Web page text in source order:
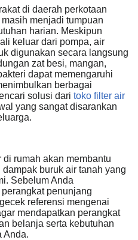
di daerah perkotaan
menjadi tumpuan
harian. Meskipun
keluar dari pompa, air
digunakan secara langsung
zat besi, mangan,
dapat memengaruhi
berbagai
solusi dari toko filter air
yang sangat disarankan
rumah akan membantu
buruk air tanah yang
Sebelum Anda
penunjang
referensi mengenai
mendapatkan perangkat
belanja serta kebutuhan
Anda.